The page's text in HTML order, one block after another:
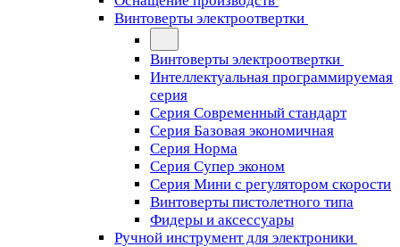
Винтоверты электроотвертки
Винтоверты электроотвертки
Интеллектуальная программируемая
серия
Серия Современный стандарт
Серия Базовая экономичная
Серия Норма
Серия Cупер эконом
Серия Мини с регулятором скорости
Винтоверты пистолетного типа
Фидеры и аксессуары
Ручной инструмент для электроники